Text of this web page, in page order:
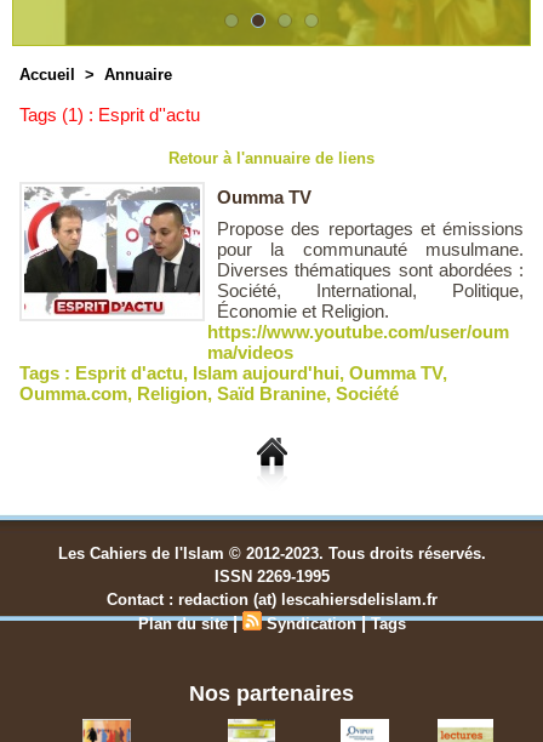
Accueil > Annuaire
Tags (1) : Esprit d''actu
Retour à l'annuaire de liens
Oumma TV
Propose des reportages et émissions
pour la communauté musulmane.
Diverses thématiques sont abordées :
Société, International, Politique,
Économie et Religion.
https://www.youtube.com/user/oum
ma/videos
Tags : Esprit d'actu, Islam aujourd'hui, Oumma TV,
Oumma.com, Religion, Saïd Branine, Société
Les Cahiers de l'Islam © 2012-2023. Tous droits réservés.
ISSN 2269-1995
Contact : redaction (at) lescahiersdelislam.fr
Plan du site | Syndication |Tags
Nos partenaires